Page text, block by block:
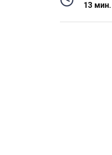
13 мин.